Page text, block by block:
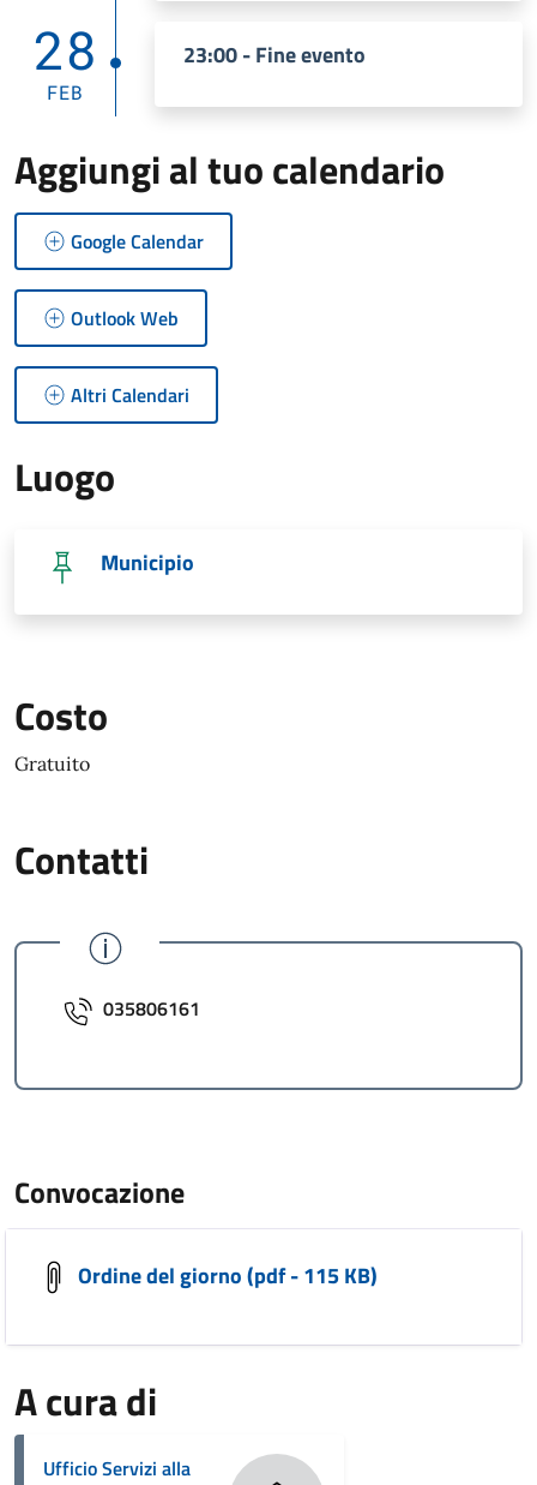
28
FEB
23:00 - Fine evento
Aggiungi al tuo calendario
Google Calendar
Outlook Web
Altri Calendari
Luogo
Municipio
Costo
Gratuito
Contatti
035806161
Convocazione
Ordine del giorno (pdf - 115 KB)
A cura di
Ufficio Servizi alla